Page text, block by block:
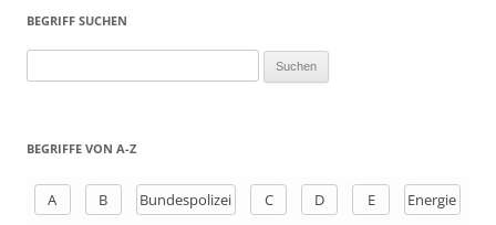
BEGRIFF SUCHEN
h
BEGRIFFE VON A-Z
A B Bundespolizei C D E Energie